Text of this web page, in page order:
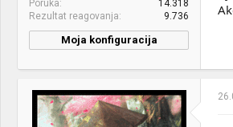
Poruka
14.318
Rezultat reagovanja
9.736
Moja konfiguracija
Arctic Liquid Freezer II
Motherboard:
ASUS Maximus XII
(WI-FI)